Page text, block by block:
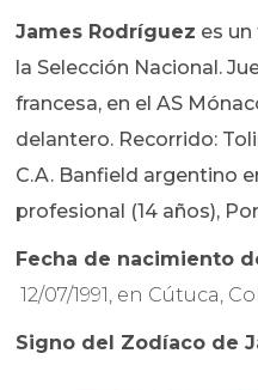
James Rodríguez es
la Selección Nacional.
francesa, en el AS
delantero. Recorrido:
C.A. Banfield argentino
profesional (14 años),
Fecha de nacimiento
12/07/1991, en Cútuca,
Signo del Zodíaco de